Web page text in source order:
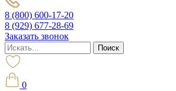
8 (800) 600-17-20
8 (929) 677-28-69
Заказать звонок
0